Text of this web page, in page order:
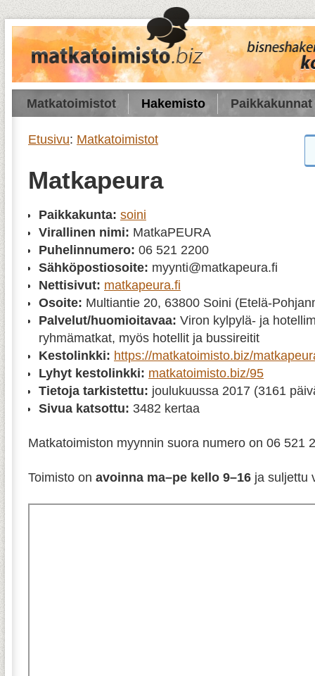
Matkatoimistot Hakemisto Paikkakunnat
Etusivu: Matkatoimistot
Matkapeura
Paikkakunta: soini
Virallinen nimi: MatkaPEURA
Puhelinnumero: 06 521 2200
Sähköpostiosoite: myynti@matkapeura.fi
Nettisivut: matkapeura.fi
Osoite: Multiantie 20, 63800 Soini (Etelä-
Palvelut/huomioitavaa: Viron kylpylä- ja
ryhmämatkat, myös hotellit ja bussireitit
Kestolinkki: https://matkatoimisto.biz/
Lyhyt kestolinkki: matkatoimisto.biz/95
Tietoja tarkistettu: joulukuussa 2017 (3161
Sivua katsottu: 3482 kertaa
Matkatoimiston myynnin suora numero on 06 521
Toimisto on avoinna ma–pe kello 9–16 ja suljettu